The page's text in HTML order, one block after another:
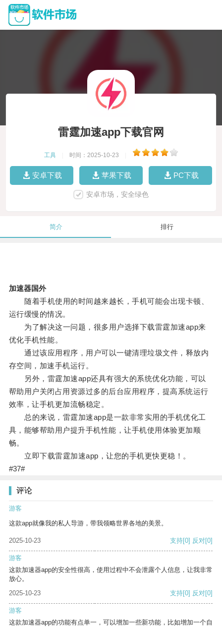
雷霆加速app下载官网
工具 时间：2025-10-23
安卓下载 苹果下载 PC下载
安卓市场，安全绿色
简介 排行
加速器国外
随着手机使用的时间越来越长，手机可能会出现卡顿、
运行缓慢的情况。
为了解决这一问题，很多用户选择下载雷霆加速app来
优化手机性能。
通过该应用程序，用户可以一键清理垃圾文件，释放内
存空间，加速手机运行。
另外，雷霆加速app还具有强大的系统优化功能，可以
帮助用户关闭占用资源过多的后台应用程序，提高系统运行
效率，让手机更加流畅稳定。
总的来说，雷霆加速app是一款非常实用的手机优化工
具，能够帮助用户提升手机性能，让手机使用体验更加顺
畅。
立即下载雷霆加速app，让您的手机更快更稳！。
#37#
评论
游客
这款app就像我的私人导游，带我领略世界各地的美景。
2025-10-23 支持[0] 反对[0]
游客
这款加速器app的安全性很高，使用过程中不会泄露个人信息，让我非常
放心。
2025-10-23
支持[0] 反对[0]
游客
这款加速器app的功能有点单一，可以增加一些新功能，比如增加一个自